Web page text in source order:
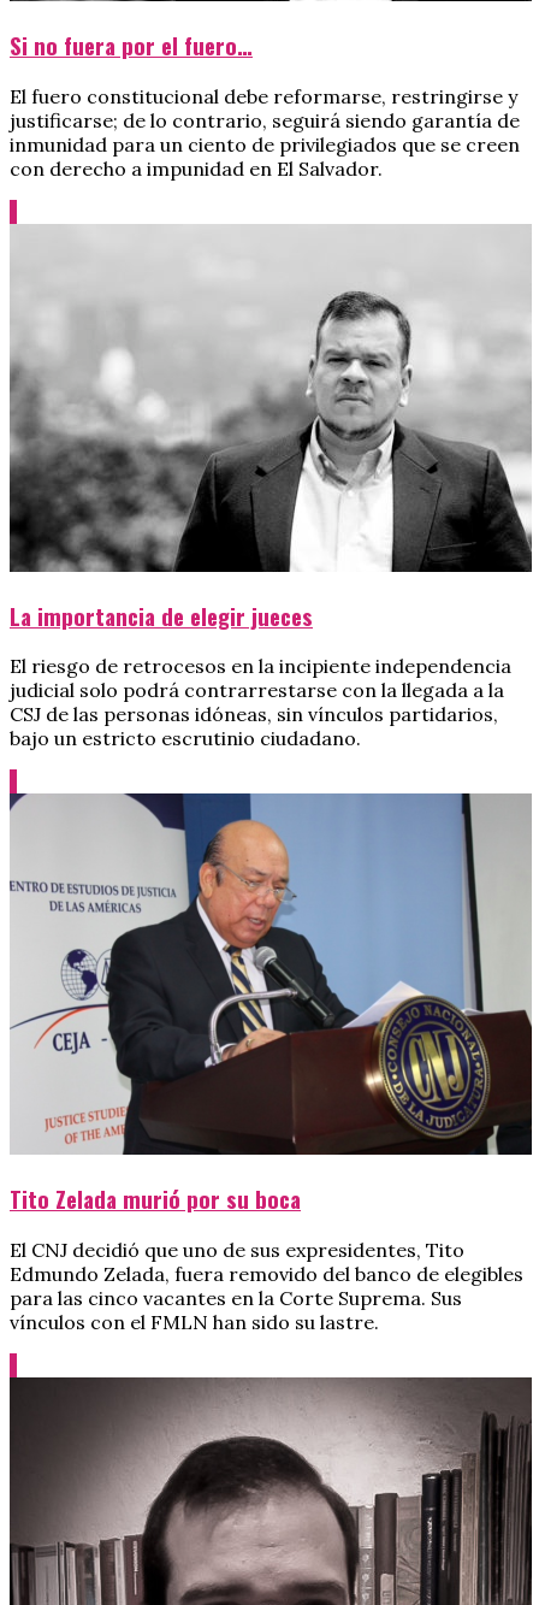
Si no fuera por el fuero…
El fuero constitucional debe reformarse, restringirse y
justificarse; de lo contrario, seguirá siendo garantía de
inmunidad para un ciento de privilegiados que se creen
con derecho a impunidad en El Salvador.
La importancia de elegir jueces
El riesgo de retrocesos en la incipiente independencia
judicial solo podrá contrarrestarse con la llegada a la
CSJ de las personas idóneas, sin vínculos partidarios,
bajo un estricto escrutinio ciudadano.
Tito Zelada murió por su boca
El CNJ decidió que uno de sus expresidentes, Tito
Edmundo Zelada, fuera removido del banco de elegibles
para las cinco vacantes en la Corte Suprema. Sus
vínculos con el FMLN han sido su lastre.